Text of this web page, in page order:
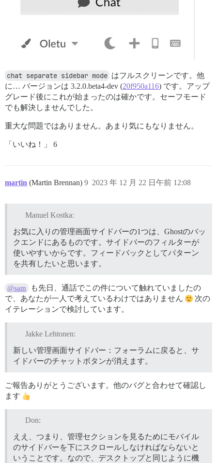
chat separate sidebar mode はフルスクリーンです。他
に… バージョンは 3.2.0.beta4-dev (20f950a116) です。アップ
グレード後にこれが始まったのは確かです。セーフモード
でも解決しませんでした。
重大な問題ではありません。あまり気にもなりません。
「いいね！」 6
martin (Martin Brennan) 2023 年 12 月 22 日午前 12:08
9
Manuel Kostka:
お気に入りの管理画面サイドバーの1つは、Ghostのバッ
クエンドにあるものです。サイドバーのフィルターが
使いやすいからです。フィードバックとしてパターン
を共有したいと思います。
@sam
も先日、通話でこの件について触れていましたの
で、あなたが一人で考えているわけではありません
次の
イテレーションで検討しています。
Jakke Lehtonen:
新しい管理画面サイドバー：フォーラムに戻ると、サ
イドバーのチャットボタンが消えます。
ご報告ありがとうございます。他のバグと合わせて確認し
ます
Don:
ええ、つまり、管理セクションを見るためにモバイル
のサイドバーを下にスクロールしなければならないと
いうことです。なので、デスクトップと同じように機